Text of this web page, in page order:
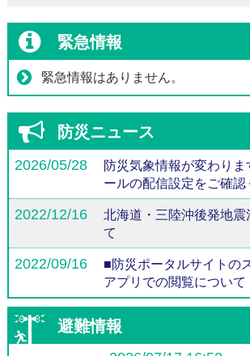
緊急情報
緊急情報はありません。
防災ニュース
2026/05/28
防災気象情報が変わりま
ールの配信設定をご確認
2022/12/16
北海道・三陸沖後発地震
て
2022/09/16
■防災ポータルサイトの
アプリでの閲覧について
避難情報